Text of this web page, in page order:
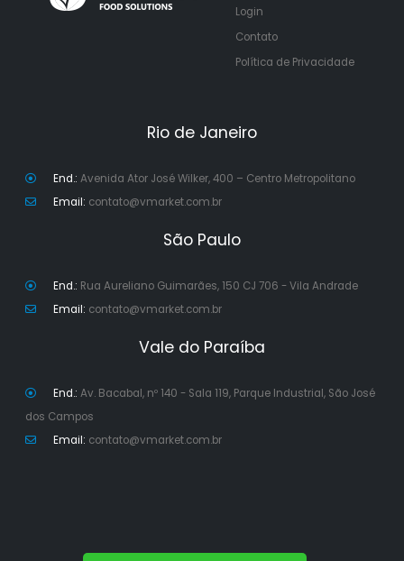
Login
Contato
Política de Privacidade
Rio de Janeiro
End.: Avenida Ator José Wilker, 400 – Centro Metropolitano
Email: contato@vmarket.com.br
São Paulo
End.: Rua Aureliano Guimarães, 150 CJ 706 - Vila Andrade
Email: contato@vmarket.com.br
Vale do Paraíba
End.: Av. Bacabal, nº 140 - Sala 119, Parque Industrial, São José
dos Campos
Email: contato@vmarket.com.br